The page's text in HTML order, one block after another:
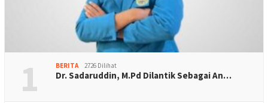
1 BERITA 2726 Dilihat
Dr. Sadaruddin, M.Pd Dilantik Sebagai An…